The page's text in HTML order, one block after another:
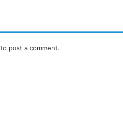
to post a comment.